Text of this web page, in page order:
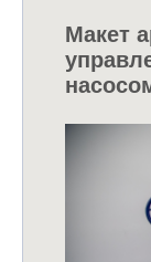
Макет